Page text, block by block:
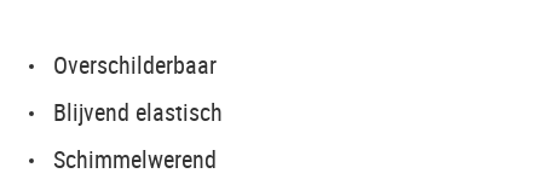
Overschilderbaar
Blijvend elastisch
Schimmelwerend